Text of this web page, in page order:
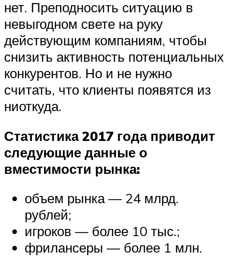
нет. Преподносить ситуацию в
невыгодном свете на руку
действующим компаниям, чтобы
снизить активность потенциальных
конкурентов. Но и не нужно
считать, что клиенты появятся из
ниоткуда.
Статистика 2017 года приводит
следующие данные о
вместимости рынка:
объем рынка — 24 млрд.
рублей;
игроков — более 10 тыс.;
фрилансеры — более 1 млн.